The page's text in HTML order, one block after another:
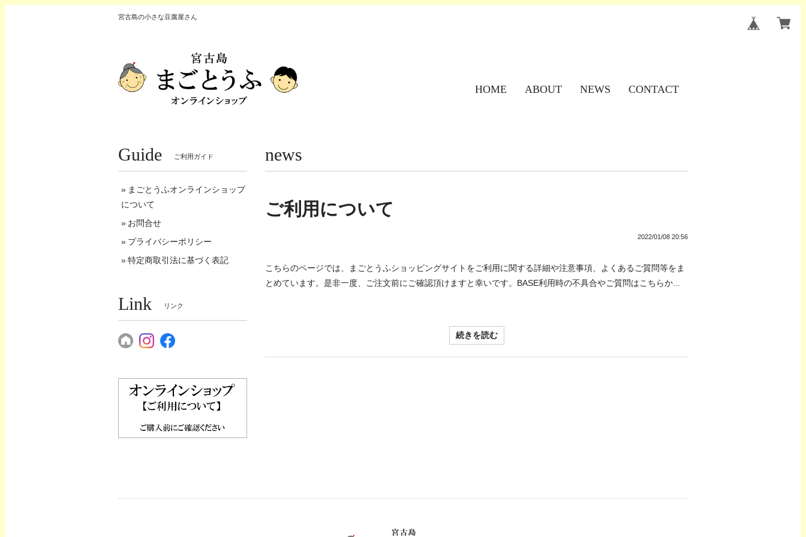
宮古島の小さな豆腐屋さん
HOME ABOUT NEWS CONTACT
news
ご利用について
2022/01/08 20:56
こちらのページでは、まごとうふショッピングサイトをご利用に関する詳細や注意事項、よくあるご質問等をま
とめています。是非一度、ご注文前にご確認頂けますと幸いです。BASE利用時の不具合やご質問はこちらか...
続きを読む
Guide ご利用ガイド
まごとうふオンラインショップ
について
お問合せ
プライバシーポリシー
特定商取引法に基づく表記
Link リンク